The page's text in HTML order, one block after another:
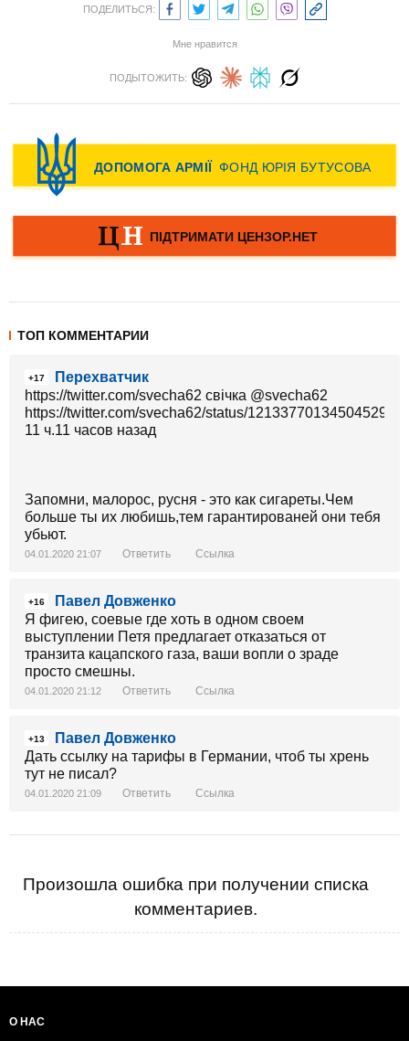
ПОДЕЛИТЬСЯ:
Мне нравится
ПОДЫТОЖИТЬ:
ТОП КОММЕНТАРИИ
+17
Перехватчик
https://twitter.com/svecha62 свічка‏ @svecha62
https://twitter.com/svecha62/status/1213377013450452992
11 ч.11 часов назад
Запомни, малорос, русня - это как сигареты.Чем
больше ты их любишь,тем гарантированей они тебя
убьют.
04.01.2020 21:07 Ответить Ссылка
+16
Павел Довженко
Я фигею, соевые где хоть в одном своем
выступлении Петя предлагает отказаться от
транзита кацапского газа, ваши вопли о зраде
просто смешны.
04.01.2020 21:12 Ответить Ссылка
+13
Павел Довженко
Дать ссылку на тарифы в Германии, чтоб ты хрень
тут не писал?
04.01.2020 21:09 Ответить Ссылка
Произошла ошибка при получении списка
комментариев.
О НАС